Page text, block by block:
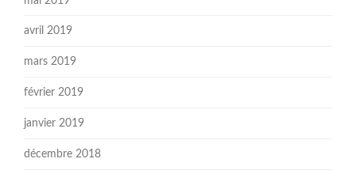
avril 2019
mars 2019
février 2019
janvier 2019
décembre 2018